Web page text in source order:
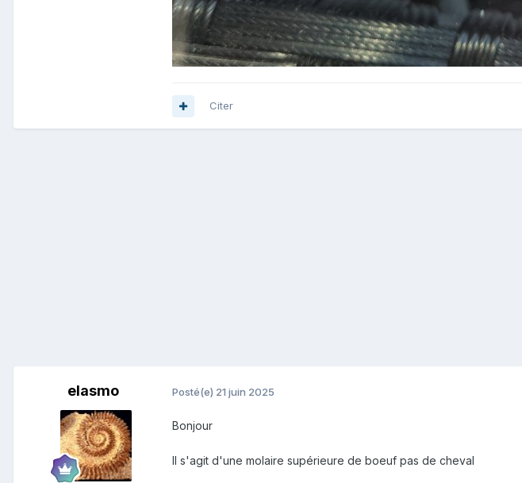
Citer
elasmo Posté(e) 21 juin 2025
Bonjour
Il s'agit d'une molaire supérieure de boeuf pas de cheval